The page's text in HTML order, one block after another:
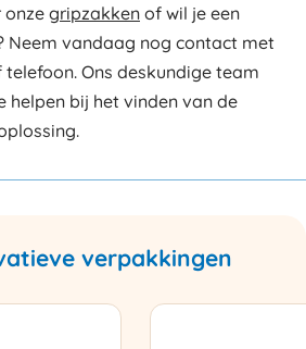
onze gripzakken of wil je een
Neem vandaag nog contact met
Ons deskundige team
helpen bij het vinden van de
verpakkingen